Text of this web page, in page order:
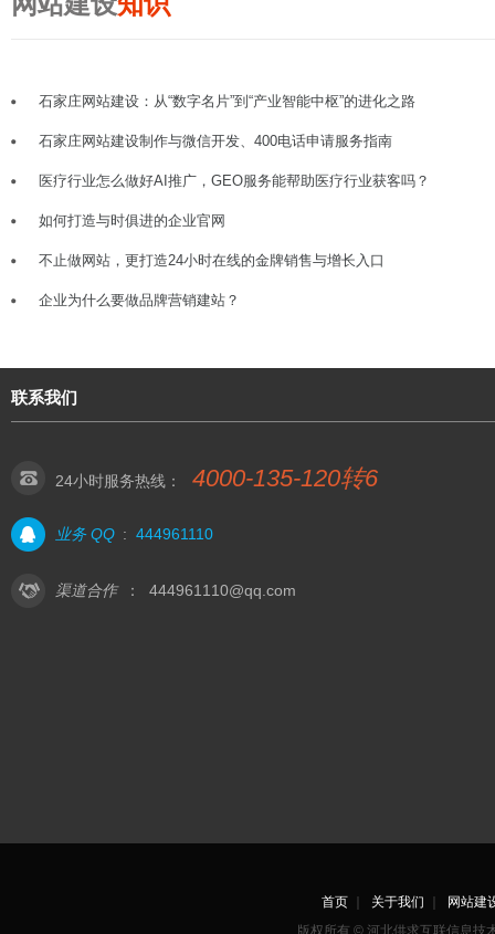
石家庄网站建设：从“数字名片”到“产业智能中枢”的进化之路
石家庄网站建设制作与微信开发、400电话申请服务指南
医疗行业怎么做好AI推广，GEO服务能帮助医疗行业获客吗？
如何打造与时俱进的企业官网
不止做网站，更打造24小时在线的金牌销售与增长入口
企业为什么要做品牌营销建站？
联系我们
24小时服务热线： 4000-135-120转6
业务 QQ : 444961110
渠道合作 ： 444961110@qq.com
首页｜ 关于我们
网站建
版权所有 © 河北供求互联信息